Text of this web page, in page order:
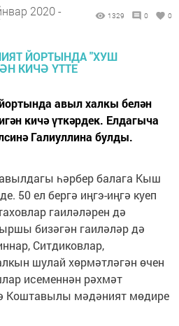
2020 -
1329 0 0
авыл халкы белән
кичә үткәрдек. Елдагыча
Галиуллина булды.
һәрбер балага Кыш
50 ел бергә иңгэ-иңгә куеп
гаиләләрен дә
бизәгән гаиләләр дә
Ситдиковлар,
шулай хөрмәтләгән өчен
исеменнән рәхмәт
Коштавылы мәдәният мөдире